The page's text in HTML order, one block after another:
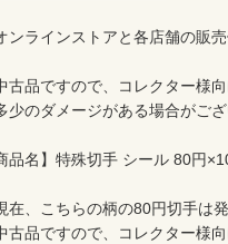
ンラインストアと各店舗の販売
古品ですので、コレクター様向
少のダメージがある場合がござ
品名】特殊切手 シール 80円
在、こちらの柄の80円切手は
古品ですので、コレクター様